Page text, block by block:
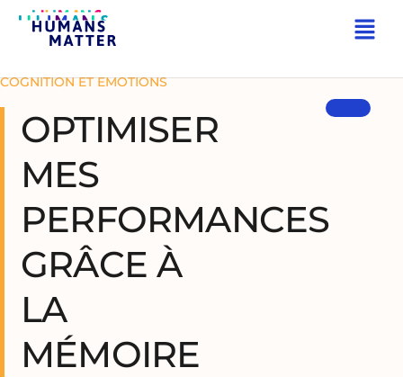
RETOUR
COGNITION ET EMOTIONS
OPTIMISER
MES
PERFORMANCES
GRÂCE À
LA
MÉMOIRE